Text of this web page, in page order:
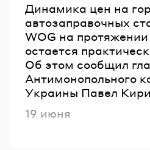
Динамика цен на
автозаправочных
WOG на
остается
Об этом сообщил
Антимонопольного
Украины Павел
Опубликовано
19 июня